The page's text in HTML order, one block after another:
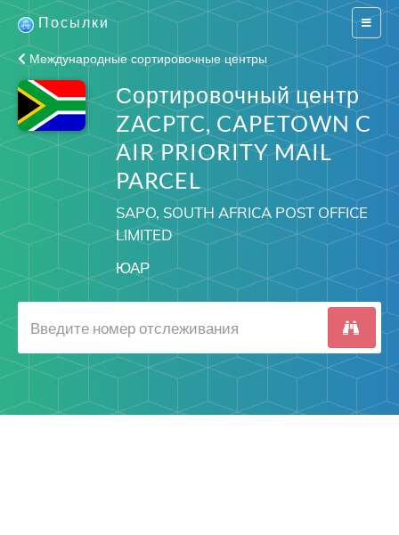
Switch
Посылки
Международные сортировочные центры
Сортировочный центр
ZACPTC, CAPETOWN C
AIR PRIORITY MAIL
PARCEL
SAPO, SOUTH AFRICA POST OFFICE
LIMITED
ЮАР